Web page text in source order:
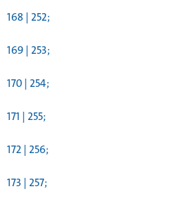
168 | 252;
169 | 253;
170 | 254;
171 | 255;
172 | 256;
173 | 257;